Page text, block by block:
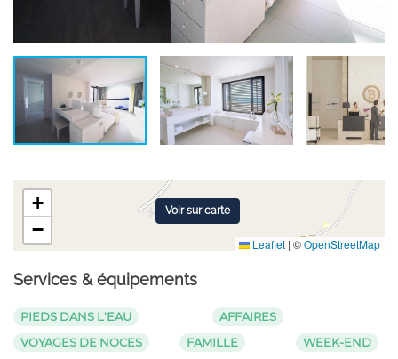
+
−
Leaflet | ©OpenStreetMap
Voir sur carte
Services & équipements
PIEDS DANS L'EAU
AFFAIRES
VOYAGES DE NOCES
FAMILLE
WEEK-END